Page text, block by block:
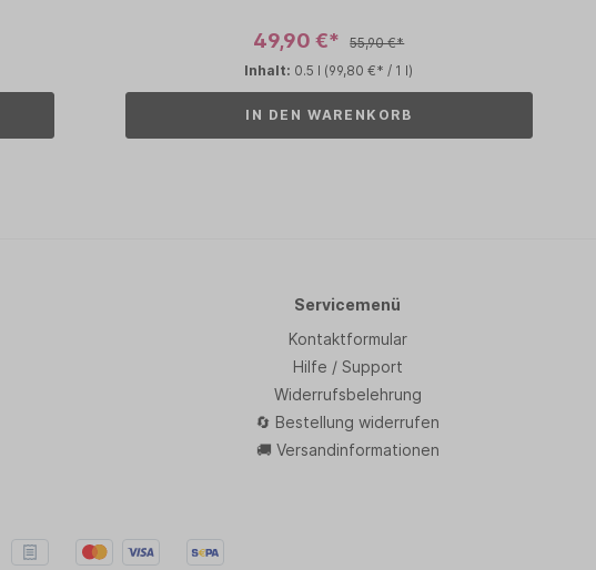
49,90 €*
55,90 €*
Inhalt: 0.5 l (99,80 €* / 1 l)
IN DEN WARENKORB
Servicemenü
Kontaktformular
Hilfe / Support
Widerrufsbelehrung
🔄 Bestellung widerrufen
🚚 Versandinformationen